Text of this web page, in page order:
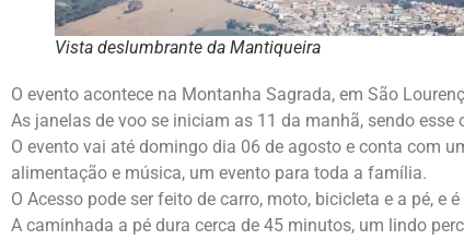
Vista deslumbrante da Mantiqueira
O evento acontece na Montanha Sagrada, em São
As janelas de voo se iniciam as 11 da manhã, sendo
O evento vai até domingo dia 06 de agosto e conta com
alimentação e música, um evento para toda a família.
O Acesso pode ser feito de carro, moto, bicicleta e a pé, e
A caminhada a pé dura cerca de 45 minutos, um lindo